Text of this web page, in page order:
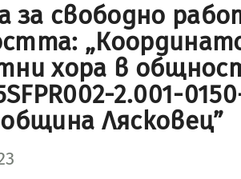
за свободно
хора в
2.001-
Лясковец”